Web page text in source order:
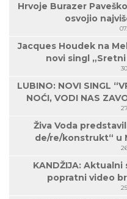
Hrvoje Burazer
osvojio
Jacques Houdek na
novi singl
LUBINO: NOVI SINGL
NOĆI, VODI NAS
Živa Voda
de/re/konstrukt“ u
KANDŽIJA:
popratni video